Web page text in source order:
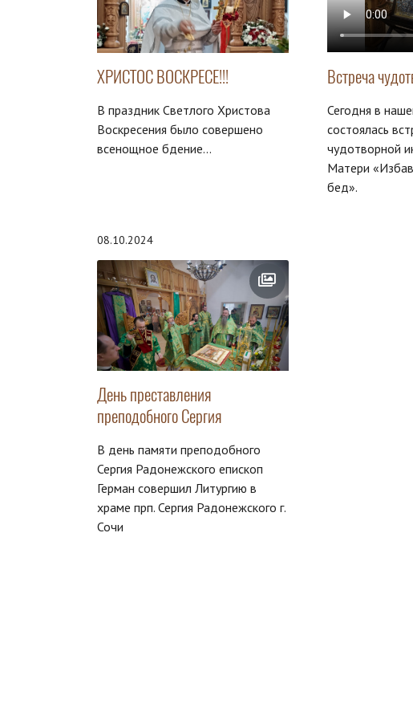
ХРИСТОС ВОСКРЕСЕ!!!
В праздник Светлого Христова
Воскресения было совершено
всенощное бдение...
Встреча
Сегодня в
состоялась
чудотворной
Матери
бед».
08.10.2024
День преставления
преподобного Сергия
В день памяти преподобного
Сергия Радонежского епископ
Герман совершил Литургию в
храме прп. Сергия Радонежского г.
Сочи